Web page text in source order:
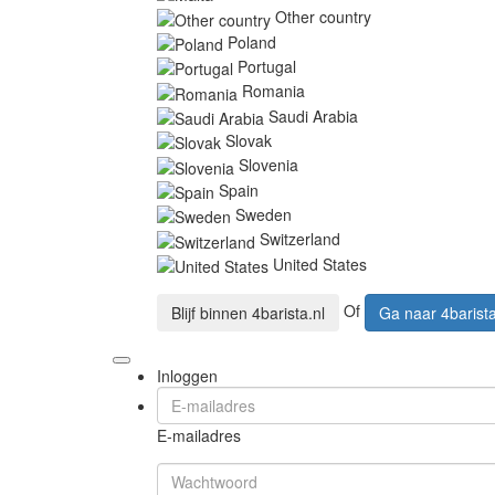
Other country
Poland
Portugal
Romania
Saudi Arabia
Slovak
Slovenia
Spain
Sweden
Switzerland
United States
Blijf binnen 4barista.nl Of Ga naar
Inloggen
E-mailadres